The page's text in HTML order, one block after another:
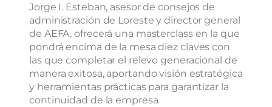
Jorge I. Esteban, asesor de consejos de
administración de Loreste y director general
de AEFA, ofrecerá una masterclass en la que
pondrá encima de la mesa diez claves con
las que completar el relevo generacional de
manera exitosa, aportando visión estratégica
y herramientas prácticas para garantizar la
continuidad de la empresa.